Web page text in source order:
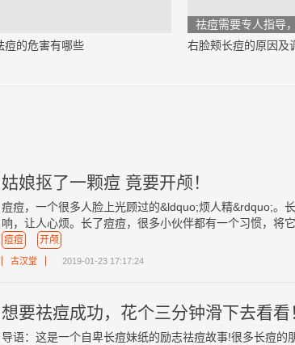
痘的危害有哪些
祛痘需要专人指导
右脸颊长痘的原因及
姑娘抠了一颗痘 竟要开颅！
痘痘，一个很多人脸上光顾过的&ldquo;烦人精&rdquo;。
响，让人心烦。长了痘痘，很多小伙伴都有一个习惯，将
痘痘 开颅
古汉堂 2019-01-23 17:17:24
想要祛痘成功，花个三分钟滑下去看看
导语：这是一个自卑长痘妹纸的励志祛痘故事!很多长痘的